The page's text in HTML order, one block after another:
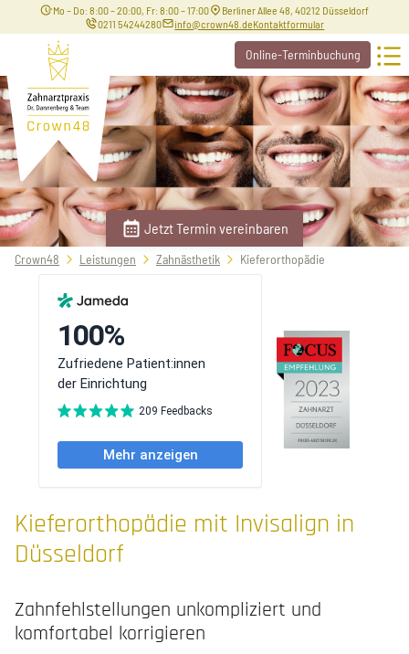
Mo – Do: 8:00 – 20:00, Fr: 8:00 – 17:00
Berliner Allee 48, 40212 Düsseldorf
0211 54244280
info@crown48.deKontaktformular
Online-Terminbuchung
Jetzt Termin vereinbaren
Sie
Crown48 Leistungen Zahnästhetik Kieferorthopädie
Kieferorthopädie mit Invisalign in
Düsseldorf
Zahnfehlstellungen unkompliziert und
komfortabel korrigieren